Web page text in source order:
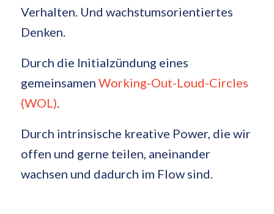
Verhalten. Und wachstumsorientiertes
Denken.
Durch die Initialzündung eines
gemeinsamen Working-Out-Loud-Circles
(WOL)
Durch intrinsische kreative Power, die wir
offen und gerne teilen, aneinander
wachsen und dadurch im Flow sind.